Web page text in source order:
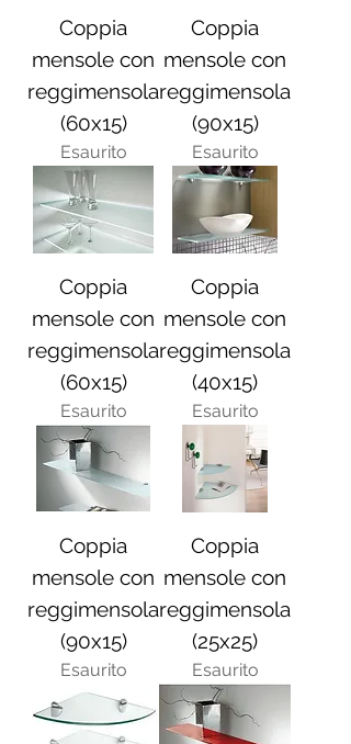
Coppia
mensole con
reggimensola
(60x15)
Esaurito
Coppia
mensole con
reggimensola
(90x15)
Esaurito
Coppia
mensole con
reggimensola
(60x15)
Esaurito
Coppia
mensole con
reggimensola
(40x15)
Esaurito
Coppia
mensole con
reggimensola
(90x15)
Esaurito
Coppia
mensole con
reggimensola
(25x25)
Esaurito